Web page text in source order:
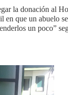
la donación al
que un abuelo
un poco”